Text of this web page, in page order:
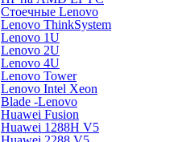
Стоечные Lenovo
Lenovo ThinkSystem
Lenovo 1U
Lenovo 2U
Lenovo 4U
Lenovo Tower
Lenovo Intel Xeon
Blade -Lenovo
Huawei Fusion
Huawei 1288H V5